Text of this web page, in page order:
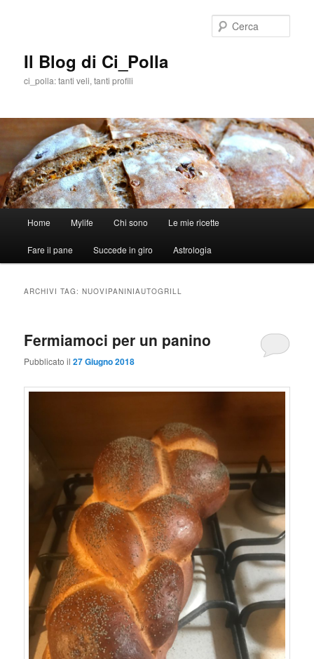
Il Blog di Ci_Polla
ci_polla: tanti veli, tanti profili
principale
Vai
al
Vai
al
Home Mylife Chi sono Le mie ricette
Fare il pane Succede in giro Astrologia
ARCHIVI TAG:NUOVIPANINIAUTOGRILL
Fermiamoci per un panino
Pubblicato il27 Giugno 2018